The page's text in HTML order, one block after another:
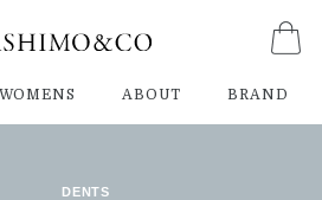
WOMENS ABOUT BRAND
ん。
ため表示できません。
DENTS